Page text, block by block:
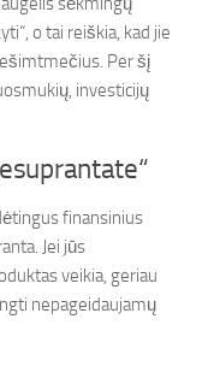
o tai reiškia, kad jie
Per šį
investicijų
finansinius
Jei jūs
veikia, geriau
nepageidaujamų